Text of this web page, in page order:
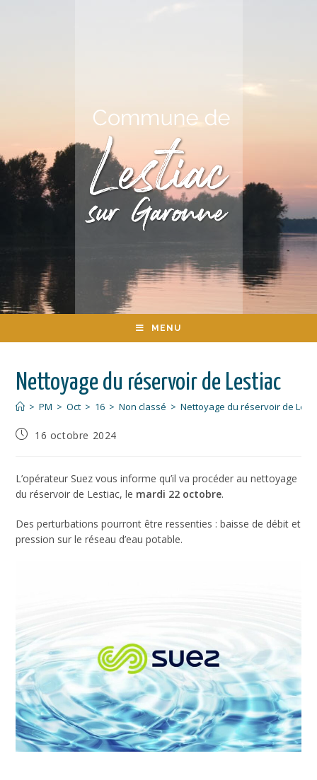
MENU
Nettoyage du réservoir de Lestiac
> PM > Oct > 16 > Non classé > Nettoyage du réservoir de
16 octobre 2024
L’opérateur Suez vous informe qu’il va procéder au nettoyage
du réservoir de Lestiac, le mardi 22 octobre.
Des perturbations pourront être ressenties : baisse de débit et
pression sur le réseau d’eau potable.